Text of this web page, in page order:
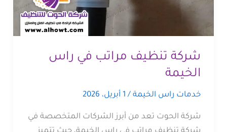
شركة تنظيف مراتب في راس
الخيمة
خدمات راس الخيمة/ 1 أبريل، 2026
شركة الحوت تعد من أبرز الشركات المتخصصة في